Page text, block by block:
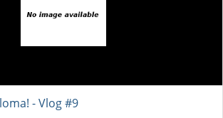
- Vlog #9